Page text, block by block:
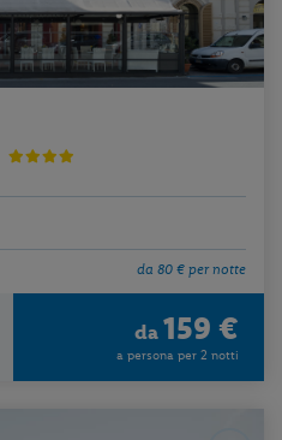
da 80 € per notte
da 159 €
a persona per 2 notti